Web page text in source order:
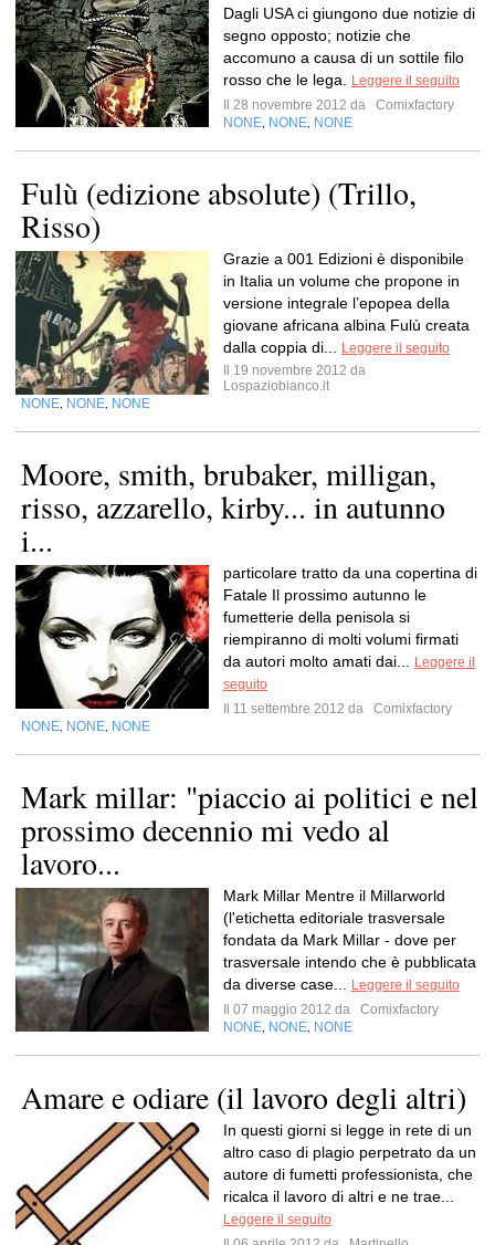
Dagli USA ci giungono due notizie di
segno opposto; notizie che
accomuno a causa di un sottile filo
rosso che le lega.
Leggere il seguito
Il 28 novembre 2012 da
Comixfactory
NONE NONE NONE
Fulù (edizione absolute) (Trillo,
Risso)
Grazie a 001 Edizioni è disponibile
in Italia un volume che propone in
versione integrale l’epopea della
giovane africana albina Fulù creata
dalla coppia di...
Leggere il seguito
Il 19 novembre 2012 da
Lospaziobianco.it
NONE NONE NONE
Moore, smith, brubaker, milligan,
risso, azzarello, kirby... in autunno
i...
particolare tratto da una copertina di
Fatale Il prossimo autunno le
fumetterie della penisola si
riempiranno di molti volumi firmati
da autori molto amati dai...
Leggere il
seguito
Il 11 settembre 2012 da
Comixfactory
NONE NONE NONE
Mark millar: "piaccio ai politici e nel
prossimo decennio mi vedo al
lavoro...
Mark Millar Mentre il Millarworld
(l'etichetta editoriale trasversale
fondata da Mark Millar - dove per
trasversale intendo che è pubblicata
da diverse case...
Leggere il seguito
Il 07 maggio 2012 da
Comixfactory
NONE NONE NONE
Amare e odiare (il lavoro degli altri)
In questi giorni si legge in rete di un
altro caso di plagio perpetrato da un
autore di fumetti professionista, che
ricalca il lavoro di altri e ne trae...
Leggere il seguito